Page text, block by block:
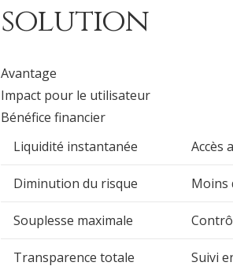
solution
Avantage
Impact pour le utilisateur
Bénéfice financier
Liquidité instantanée
Accès
Diminution du risque Moins
Souplesse maximale
Transparence totale Suivi